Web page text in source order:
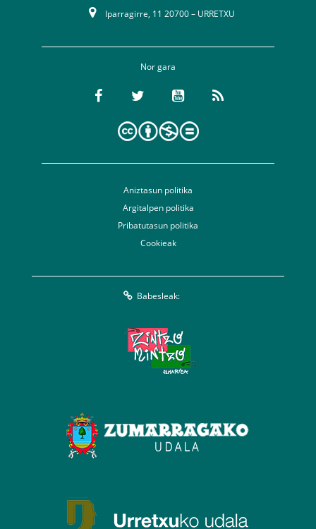
Iparragirre, 11 20700 – URRETXU
Nor gara
Aniztasun politika
Argitalpen politika
Pribatutasun politika
Cookieak
Babesleak: